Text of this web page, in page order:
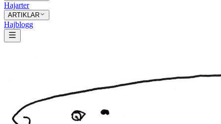
Hajarter
ARTIKLAR
Hajblogg